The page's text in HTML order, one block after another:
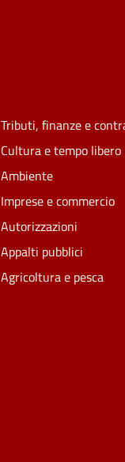
Tributi, finanze e
Cultura e tempo libero
Ambiente
Imprese e commercio
Autorizzazioni
Appalti pubblici
Agricoltura e pesca